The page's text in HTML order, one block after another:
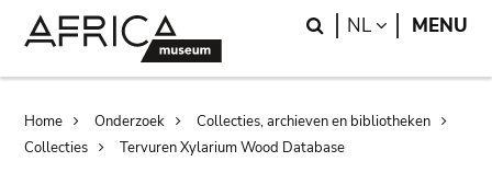
Search
NL LANGUAGE
MENU
Breadcrumb
Home Onderzoek
Collecties, archieven en bibliotheken
Collecties
Tervuren Xylarium Wood Database